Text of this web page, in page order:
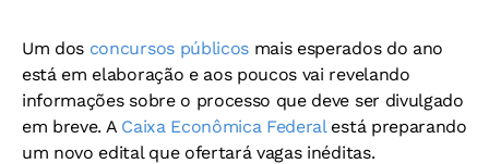
Um dos concursos públicos mais esperados do ano
está em elaboração e aos poucos vai revelando
informações sobre o processo que deve ser divulgado
em breve. A Caixa Econômica Federalestá preparando
um novo edital que ofertará vagas inéditas.